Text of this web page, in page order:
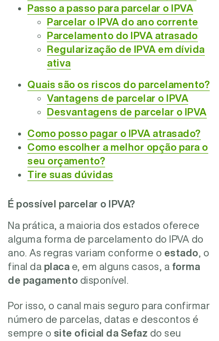
Passo a passo para parcelar o IPVA
Parcelar o IPVA do ano corrente
Parcelamento do IPVA atrasado
Regularização de IPVA em dívida
ativa
Quais são os riscos do parcelamento?
Vantagens de parcelar o IPVA
Desvantagens de parcelar o IPVA
Como posso pagar o IPVA atrasado?
Como escolher a melhor opção para o
seu orçamento?
Tire suas dúvidas
É possível parcelar o IPVA?
Na prática, a maioria dos estados oferece
alguma forma de parcelamento do IPVA do
ano. As regras variam conforme o estado , o
final da placa e, em alguns casos, a forma
de pagamento disponível.
Por isso, o canal mais seguro para confirmar
número de parcelas, datas e descontos é
sempre o site oficial da Sefaz do seu